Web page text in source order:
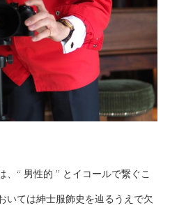
、“ 男性的 ” とイコールで繋ぐこ
いては紳士服飾史を辿るうえで欠